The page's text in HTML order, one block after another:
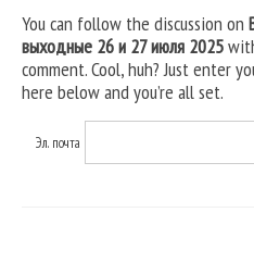
You can follow the discussion on
выходные 26 и 27 июля 2025
comment. Cool, huh? Just enter
here below and you’re all set.
Эл. почта